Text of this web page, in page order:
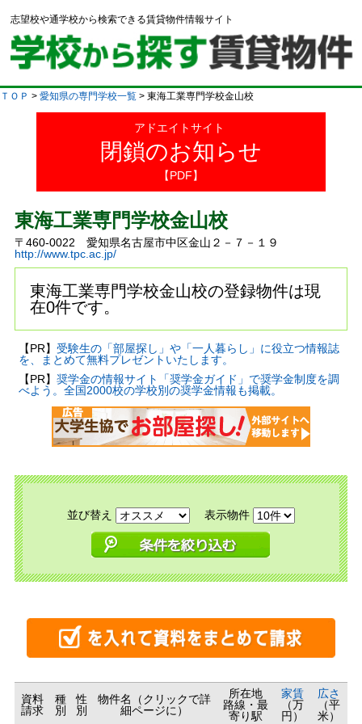
志望校や通学校から検索できる賃貸物件情報サイト
ＴＯＰ > 愛知県の専門学校一覧 > 東海工業専門学校金山校
アドエイトサイト
閉鎖のお知らせ
【PDF】
東海工業専門学校金山校
〒460-0022 愛知県名古屋市中区金山２－７－１９
http://www.tpc.ac.jp/
東海工業専門学校金山校の登録物件は現
在0件です。
【PR】 受験生の「部屋探し」や「一人暮らし」に役立つ情報誌
を、まとめて無料プレゼントいたします。
【PR】 奨学金の情報サイト「奨学金ガイド」で奨学金制度を調
べよう。全国2000校の学校別の奨学金情報も掲載。
並び替え 表示物件
資料
請求
種
別
性
別
物件名（クリックで詳
細ページに）
所在地
路線・最
寄り駅
家賃
（万
円）
広さ
（平
米）